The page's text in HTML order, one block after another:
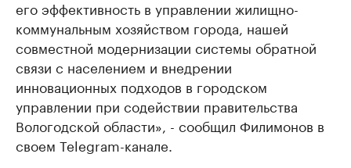
его эффективность в управлении жилищно-
коммунальным хозяйством города, нашей
совместной модернизации системы обратной
связи с населением и внедрении
инновационных подходов в городском
управлении при содействии правительства
Вологодской области», - сообщил Филимонов в
своем Telegram-канале.